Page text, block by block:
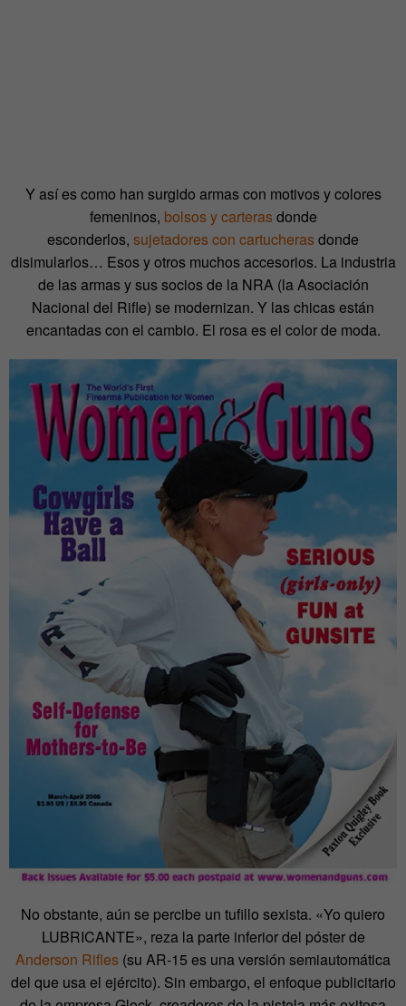
Y así es como han surgido armas con motivos y colores
femeninos, bolsos y carterasdonde
esconderlos, sujetadores con cartucherasdonde
disimularlos… Esos y otros muchos accesorios. La industria
de las armas y sus socios de la NRA (la Asociación
Nacional del Rifle) se modernizan. Y las chicas están
encantadas con el cambio. El rosa es el color de moda.
No obstante, aún se percibe un tufillo sexista. «Yo quiero
LUBRICANTE», reza la parte inferior del póster de
Anderson Rifles (su AR-15 es una versión semiautomática
del que usa el ejército). Sin embargo, el enfoque publicitario